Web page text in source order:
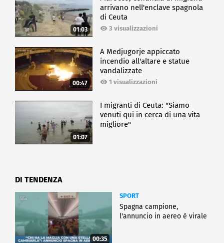
01:03
arrivano nell'enclave spagnola
di Ceuta
3 visualizzazioni
00:47
A Medjugorje appiccato
incendio all'altare e statue
vandalizzate
1 visualizzazioni
01:07
I migranti di Ceuta: "Siamo
venuti qui in cerca di una vita
migliore"
DI TENDENZA
00:35
SPORT
Spagna campione,
l'annuncio in aereo è virale